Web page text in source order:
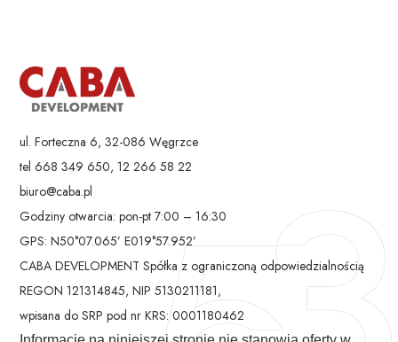
ul. Forteczna 6, 32-086 Węgrzce
tel 668 349 650, 12 266 58 22
biuro@caba.pl
Godziny otwarcia: pon-pt 7:00 – 16:30
GPS: N50°07.065’ E019°57.952’
CABA DEVELOPMENT Spółka z ograniczoną odpowiedzialnością
REGON 121314845, NIP 5130211181,
wpisana do SRP pod nr KRS: 0001180462